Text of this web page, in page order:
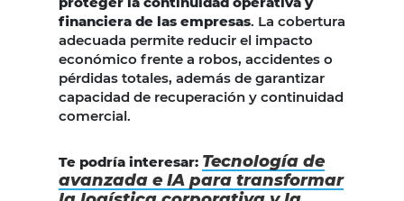
financiera de las empresas. La cobertura
adecuada permite reducir el impacto
económico frente a robos, accidentes o
pérdidas totales, además de garantizar
capacidad de recuperación y continuidad
comercial.
Te podría interesar: Tecnología de
avanzada e IA para transformar